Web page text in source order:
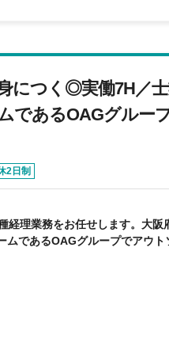
につく◎実働7H／
であるOAGグルー
2日制
経理業務をお任せします。大阪
ムであるOAGグループでアウト